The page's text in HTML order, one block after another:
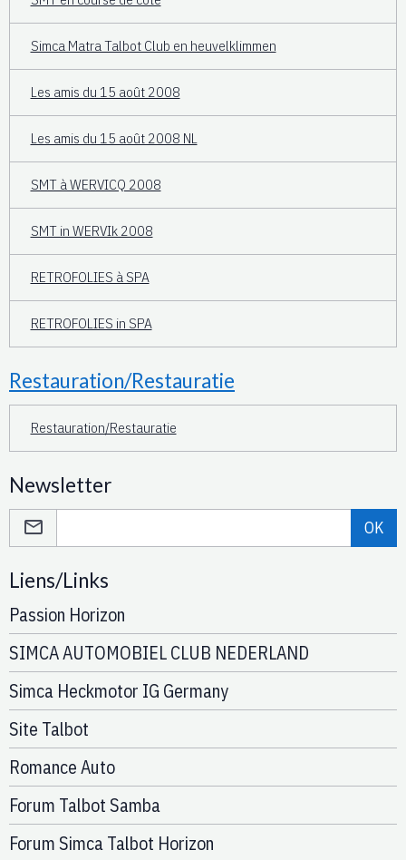
Simca Matra Talbot Club en heuvelklimmen
Les amis du 15 août 2008
Les amis du 15 août 2008 NL
SMT à WERVICQ 2008
SMT in WERVIk 2008
RETROFOLIES à SPA
RETROFOLIES in SPA
Restauration/Restauratie
Restauration/Restauratie
Newsletter
OK
Liens/Links
Passion Horizon
SIMCA AUTOMOBIEL CLUB NEDERLAND
Simca Heckmotor IG Germany
Site Talbot
Romance Auto
Forum Talbot Samba
Forum Simca Talbot Horizon